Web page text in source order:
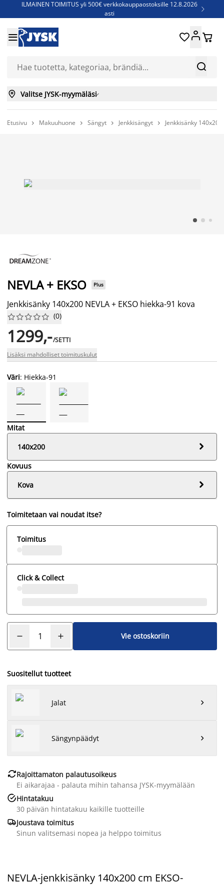
ILMAINEN TOIMITUS yli 500€ verkkokauppaostoksille 12.8.2026
asti

Jenkkisänkyjä - Säästä jopa 60%


 
 Valitse JYSK-myymäläsi
Etusivu  Makuuhuone  Sängyt  Jenkkisängyt  Jenkkisänky
NEVLA + EKSO Plus
Jenkkisänky 140x200 NEVLA + EKSO hiekka-91 kova





 (0)
1299,-/SETTI
Lisäksi mahdolliset toimituskulut
Väri: Hiekka-91
Mitat
140x200

Kovuus
Kova

Toimitetaan vai noudat itse?
Toimitus
Click & Collect
Vie ostoskoriin
Suositellut tuotteet
Jalat 
Sängynpäädyt 
Rajoittamaton palautusoikeus
Ei aikarajaa - palauta mihin tahansa JYSK-myymälään
Hintatakuu
30 päivän hintatakuu kaikille tuotteille
Joustava toimitus
Sinun valitsemasi nopea ja helppo toimitus
NEVLA-jenkkisänky 140x200 cm EKSO-